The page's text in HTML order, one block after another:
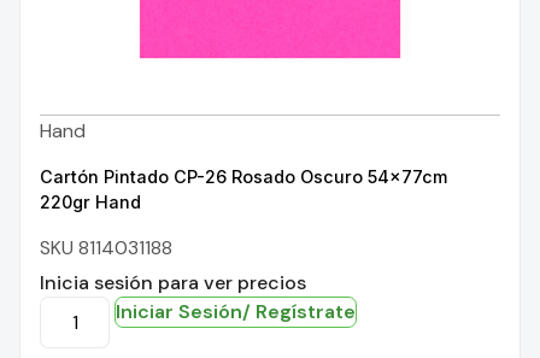
Hand
Cartón Pintado CP-26 Rosado Oscuro 54x77cm
220gr Hand
SKU 8114031188
Inicia sesión para ver precios
Iniciar Sesión/ Regístrate